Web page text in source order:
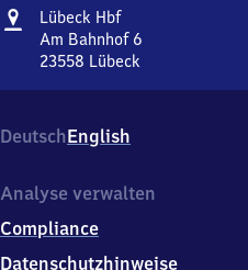
Adresse
Lübeck HbfLübeck
Hauptbahnhof
Am Bahnhof 6
23558 Lübeck
Am
Bahnhof
2
5
5
DeutschEnglish
Analyse verwalten
Compliance
Datenschutzhinweise